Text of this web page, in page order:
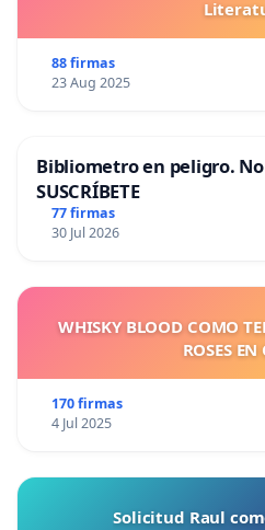
88 firmas
23 Aug 2025
Bibliometro en peligro.
SUSCRÍBETE
77 firmas
30 Jul 2026
WHISKY BLOOD COMO
ROSES EN
170 firmas
4 Jul 2025
Solicitud Raul